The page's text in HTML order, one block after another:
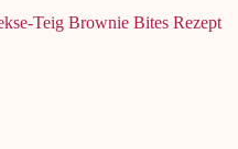
Teig Brownie Bites Rezept